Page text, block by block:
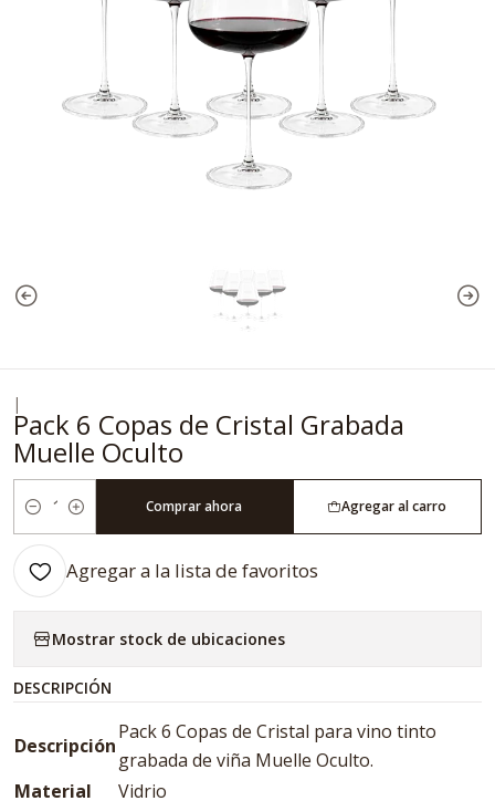
|
Pack 6 Copas de Cristal Grabada
Muelle Oculto
Cantidad
Agregar al carro
Comprar ahora
Agregar a la lista de favoritos
Mostrar stock de ubicaciones
DESCRIPCIÓN
Descripción
Pack 6 Copas de Cristal para vino tinto
grabada de viña Muelle Oculto.
Material
Vidrio